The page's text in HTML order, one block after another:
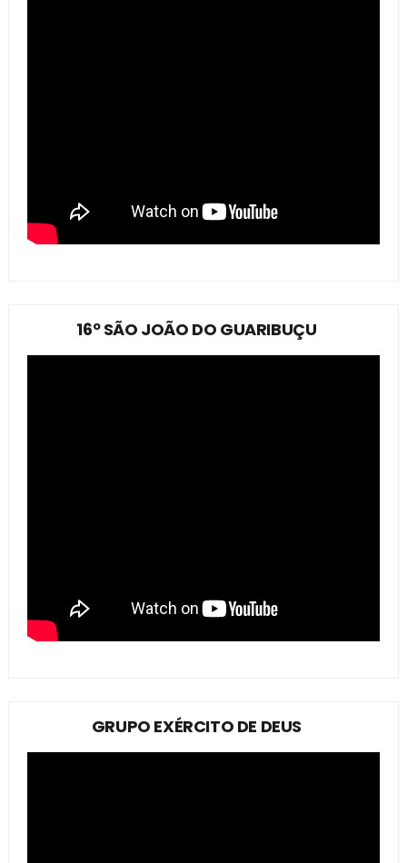
16º SÃO JOÃO DO GUARIBUÇU
GRUPO EXÉRCITO DE DEUS